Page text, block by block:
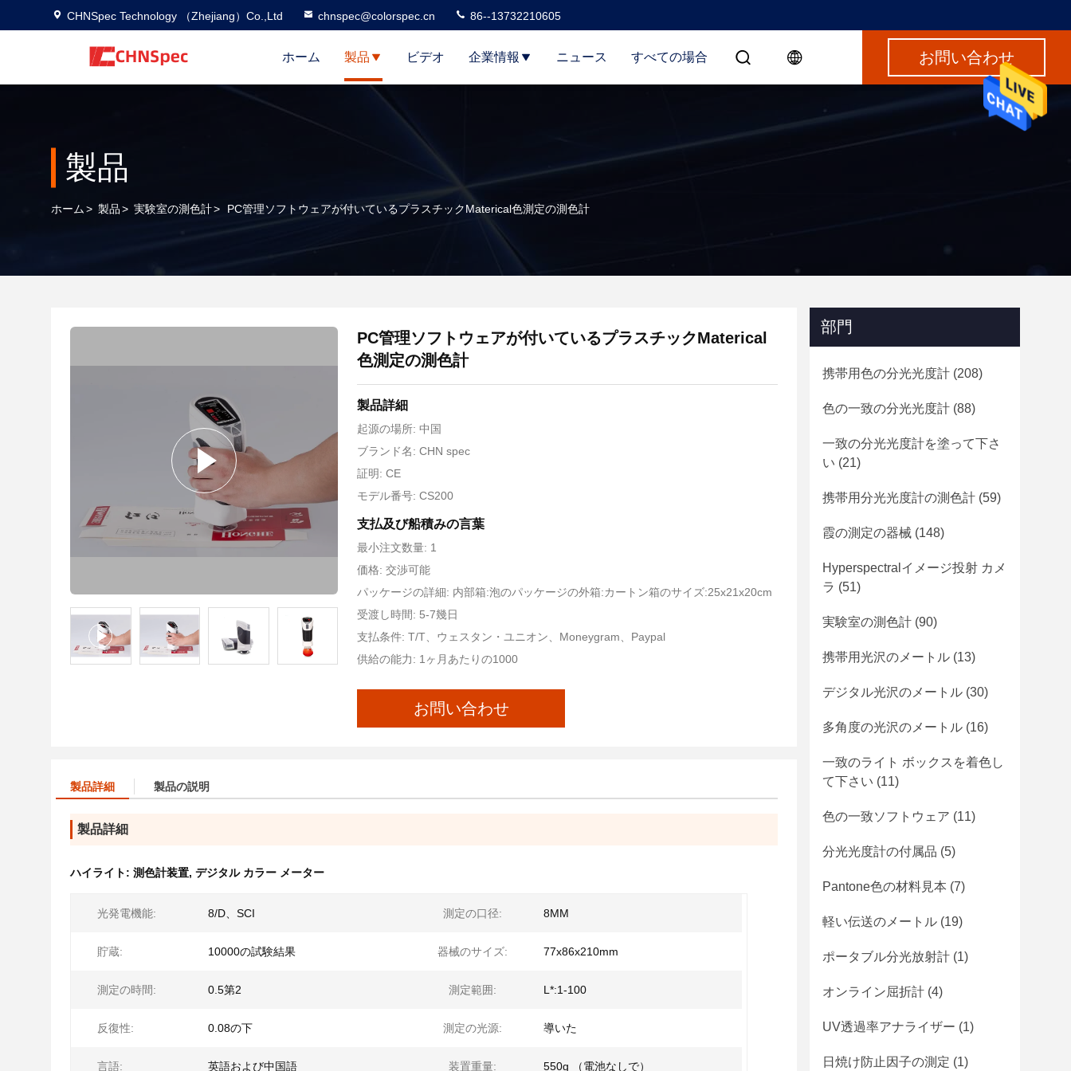
CHNSpec Technology （Zhejiang）Co.,Ltd chnspec@colorspec.cn 86--13732210605
ホーム 製品 ビデオ 企業情報 ニュース すべての場合 お問い合わせ
製品
ホーム> 製品> 実験室の測色計> PC管理ソフトウェアが付いているプラスチックMaterical色測定の測色計
PC管理ソフトウェアが付いているプラスチックMaterical
色測定の測色計
製品詳細
起源の場所: 中国
ブランド名: CHN spec
証明: CE
モデル番号: CS200
支払及び船積みの言葉
最小注文数量: 1
価格: 交渉可能
パッケージの詳細: 内部箱:泡のパッケージの外箱:カートン箱のサイズ:25x21x20cm
受渡し時間: 5-7幾日
支払条件: T/T、ウェスタン・ユニオン、Moneygram、Paypal
供給の能力: 1ヶ月あたりの1000
お問い合わせ
製品詳細 製品の説明
製品詳細
ハイライト: 測色計装置, デジタル カラー メーター
光発電機能: 8/D、SCI 測定の口径: 8MM
貯蔵: 10000の試験結果 器械のサイズ: 77x86x210mm
測定の時間: 0.5第2 測定範囲: L*:1-100
反復性: 0.08の下 測定の光源: 導いた
言語: 英語および中国語 装置重量: 550g （電池なしで）
部門
携帯用色の分光光度計 (208)
色の一致の分光光度計 (88)
一致の分光光度計を塗って下さ
い (21)
携帯用分光光度計の測色計 (59)
霞の測定の器械 (148)
Hyperspectralイメージ投射 カメ
ラ (51)
実験室の測色計 (90)
携帯用光沢のメートル (13)
デジタル光沢のメートル (30)
多角度の光沢のメートル (16)
一致のライト ボックスを着色し
て下さい (11)
色の一致ソフトウェア (11)
分光光度計の付属品 (5)
Pantone色の材料見本 (7)
軽い伝送のメートル (19)
ポータブル分光放射計 (1)
オンライン屈折計 (4)
UV透過率アナライザー (1)
日焼け防止因子の測定 (1)